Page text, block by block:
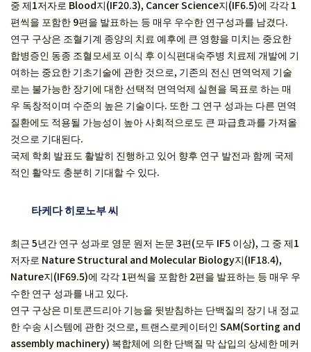
중 제1저자로 Blood지(IF20.3), Cancer Science지(IF6.5)에 각각 1
편씩을 포함한 9편을 발표하는 등 매우 우수한 연구성과를 남겼다.
연구 구상은 조혈기계 종양의 치료 예후에 큰 영향을 미치는 중요한
합병증인 동종 조혈모세포 이식 후 이식편대숙주병 치료제 개발에 기
여하는 중요한 기초기술에 관한 것으로, 기존의 전신 면역억제 기술
로는 불가능한 장기에 대한 선택적 면역억제 실현을 목표로 하는 매
우 독창적이며 수준의 높은 기술이다. 또한 그 연구 성과는 다른 면역
질환에도 적용될 가능성이 높아 사회적으로도 큰 파급효과를 가져올
것으로 기대된다.
국제 학회 발표도 활발히 진행하고 있어 향후 연구 발전과 함께 국제
적인 활약도 충분히 기대할 수 있다.
타케다 히로노부 씨
최근 5년간 연구 성과로 영문 원저 논문 3편(모두 IF5 이상), 그 중 제1
저자로 Nature Structural and Molecular Biology지(IF18.4),
Nature지(IF69.5)에 각각 1편씩을 포함한 2편을 발표하는 등 매우 우
수한 연구 성과를 내고 있다.
연구 구상은 미토콘드리아 기능을 뒷받침하는 단백질의 장기 내 정교
한 수송 시스템에 관한 것으로, 트랜스로케이터인 SAM(Sorting and
assembly machinery) 복합체에 의한 단백질 막 삽입의 상세한 메커